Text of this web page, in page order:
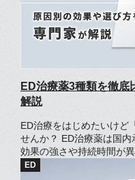
ED治療薬3種類を徹底
解説
ED治療をはじめたいけど
せんか？ ED治療薬は国内承認されているものが3種類あり、
効果の強さや持続時間が
ルと合わない薬を使用し